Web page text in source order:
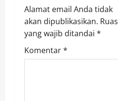
v
i
g
Alamat email Anda tidak
akan dipublikasikan. Ruas
yang wajib ditandai *
Komentar*